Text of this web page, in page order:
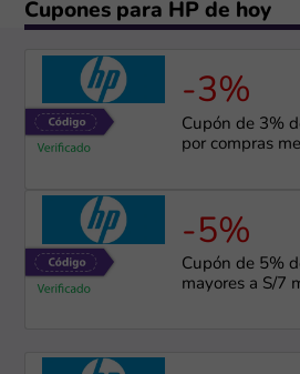
Cupones para HP de hoy
-3%
Cupón de 3%
por compras
-5%
Cupón de 5%
mayores a S/7